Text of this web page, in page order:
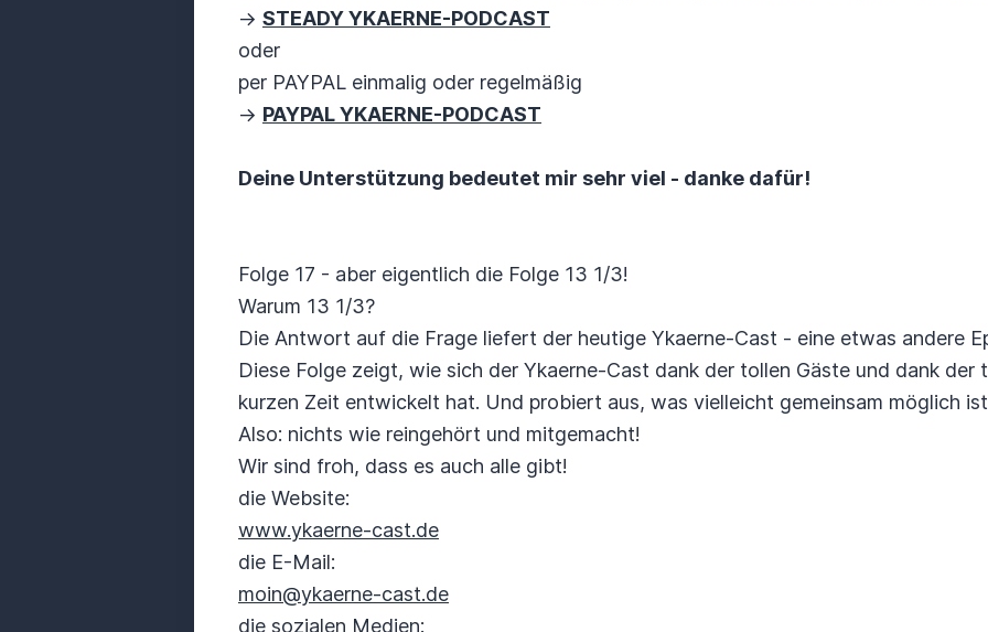
-> STEADY YKAERNE-PODCAST
oder
per PAYPAL einmalig oder regelmäßig
-> PAYPAL YKAERNE-PODCAST
Deine Unterstützung bedeutet mir sehr viel - danke dafür!
Folge 17 - aber eigentlich die Folge 13 1/3!
Warum 13 1/3?
Die Antwort auf die Frage liefert der heutige Ykaerne-Cast - eine etwas andere
Diese Folge zeigt, wie sich der Ykaerne-Cast dank der tollen Gäste und dank der
kurzen Zeit entwickelt hat. Und probiert aus, was vielleicht gemeinsam möglich
Also: nichts wie reingehört und mitgemacht!
Wir sind froh, dass es auch alle gibt!
die Website:
www.ykaerne-cast.de
die E-Mail:
moin@ykaerne-cast.de
die sozialen Medien: